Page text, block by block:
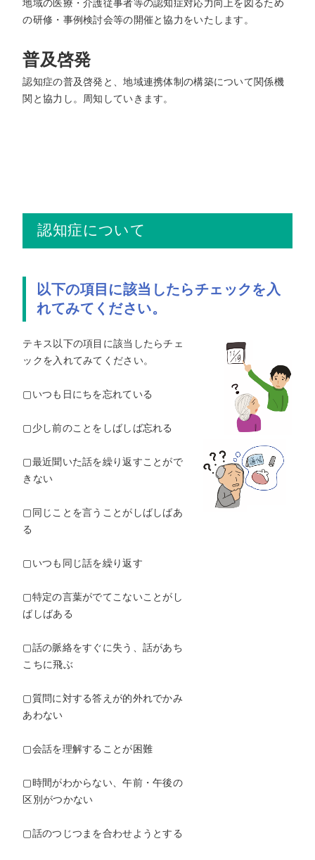
地域の医療・介護従事者等の認知症対応力向上を図るため
の研修・事例検討会等の開催と協力をいたします。
普及啓発
認知症の普及啓発と、地域連携体制の構築について関係機
関と協力し。周知していきます。
認知症について
以下の項目に該当したらチェックを入
れてみてください。
テキス以下の項目に該当したらチェ
ックを入れてみてください。
▢いつも日にちを忘れている
▢少し前のことをしばしば忘れる
▢最近聞いた話を繰り返すことがで
きない
▢同じことを言うことがしばしばあ
る
▢いつも同じ話を繰り返す
▢特定の言葉がでてこないことがし
ばしばある
▢話の脈絡をすぐに失う、話があち
こちに飛ぶ
▢質問に対する答えが的外れでかみ
あわない
▢会話を理解することが困難
▢時間がわからない、午前・午後の
区別がつかない
▢話のつじつまを合わせようとする